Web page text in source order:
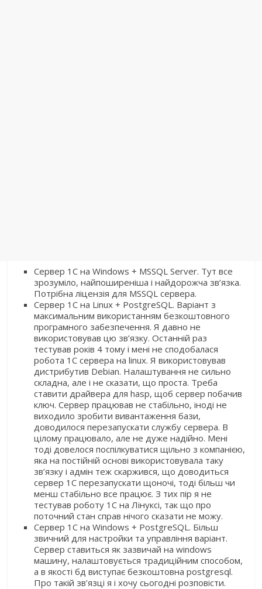
Сервер 1С на Windows + MSSQL Server. Тут все
зрозуміло, найпоширеніша і найдорожча зв’язка.
Потрібна ліцензія для MSSQL сервера.
Сервер 1С на Linux + PostgreSQL. Варіант з
максимальним використанням безкоштовного
програмного забезпечення. Я давно не
використовував цю зв’язку. Останній раз
тестував років 4 тому і мені не сподобалася
робота 1С сервера на linux. Я використовував
дистрибутив Debian. Налаштування не сильно
складна, але і не сказати, що проста. Треба
ставити драйвера для hasp, щоб сервер побачив
ключ. Сервер працював не стабільно, іноді не
виходило зробити вивантаження бази,
доводилося перезапускати службу сервера. В
цілому працювало, але не дуже надійно. Мені
тоді довелося поспілкуватися щільно з компанією,
яка на постійній основі використовувала таку
зв’язку і адмін теж скаржився, що доводиться
сервер 1С перезапускати щоночі, тоді більш чи
менш стабільно все працює. З тих пір я не
тестував роботу 1С на Лінуксі, так що про
поточний стан справ нічого сказати не можу.
Сервер 1С на Windows + PostgreSQL. Більш
звичний для настройки та управління варіант.
Сервер ставиться як зазвичай на windows
машину, налаштовується традиційним способом,
а в якості бд виступає безкоштовна postgresql.
Про такій зв’язці я і хочу сьогодні розповісти.